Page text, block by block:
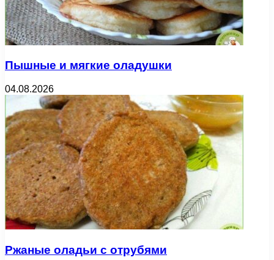
Пышные и мягкие оладушки
04.08.2026
Ржаные оладьи с отрубями